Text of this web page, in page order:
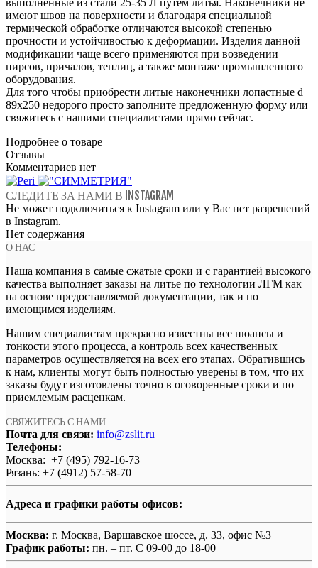
имеют швов на поверхности и благодаря специальной
термической обработке отличаются высокой степенью
прочности и устойчивостью к деформации. Изделия данной
модификации чаще всего применяются при возведении
пирсов, причалов, теплиц, а также монтаже промышленного
оборудования.
Для того чтобы приобрести литые наконечники лопастные d
89х250 недорого просто заполните предложенную форму или
свяжитесь с нашими специалистами прямо сейчас.
Подробнее о товаре
Отзывы
Комментариев нет
СЛЕДИТЕ ЗА НАМИ В INSTAGRAM
Не может подключиться к Instagram или у Вас нет разрешений
в Instagram.
Нет содержания
О НАС
Наша компания в самые сжатые сроки и с гарантией высокого
качества выполняет заказы на литье по технологии ЛГМ как
на основе предоставляемой документации, так и по
имеющимся изделиям.
Нашим специалистам прекрасно известны все нюансы и
тонкости этого процесса, а контроль всех качественных
параметров осуществляется на всех его этапах. Обратившись
к нам, клиенты могут быть полностью уверены в том, что их
заказы будут изготовлены точно в оговоренные сроки и по
приемлемым расценкам.
СВЯЖИТЕСЬ С НАМИ
Почта для связи: info@zslit.ru
Телефоны:
Москва: +7 (495) 792-16-73
Рязань: +7 (4912) 57-58-70
Адреса и графики работы офисов:
Москва: г. Москва, Варшавское шоссе, д. 33, офис №3
График работы: пн. – пт. С 09-00 до 18-00